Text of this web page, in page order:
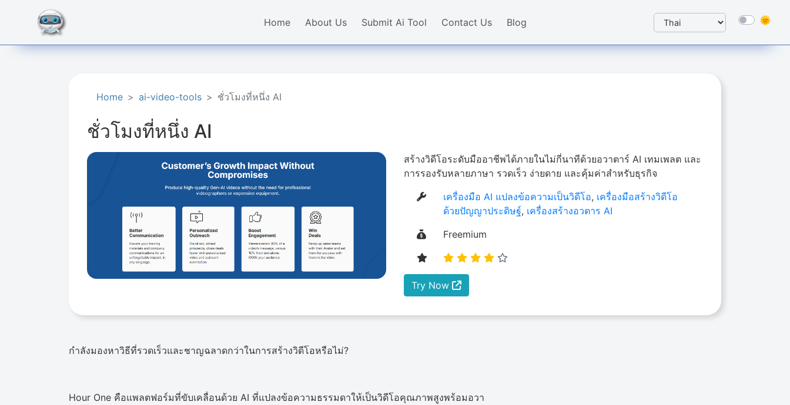
Home About Us Submit Ai Tool Contact Us Blog
Home ai-video-tools ชั่วโมงที่หนึ่ง AI
ชั่วโมงที่หนึ่ง AI
สร้างวิดีโอระดับมืออาชีพได้ภายในไม่กี่นาทีด้วยอวาตาร์ AI เทมเพลต และ
การรองรับหลายภาษา รวดเร็ว ง่ายดาย และคุ้มค่าสำหรับธุรกิจ
เครื่องมือ AI แปลงข้อความเป็นวิดีโอ, เครื่องมือสร้างวิดีโอ
ด้วยปัญญาประดิษฐ์, เครื่องสร้างอวตาร AI
Freemium
Try Now
กำลังมองหาวิธีที่รวดเร็วและชาญฉลาดกว่าในการสร้างวิดีโอหรือไม่?
Hour One คือแพลตฟอร์มที่ขับเคลื่อนด้วย AI ที่แปลงข้อความธรรมดาให้เป็นวิดีโอคุณภาพสูงพร้อมอวา